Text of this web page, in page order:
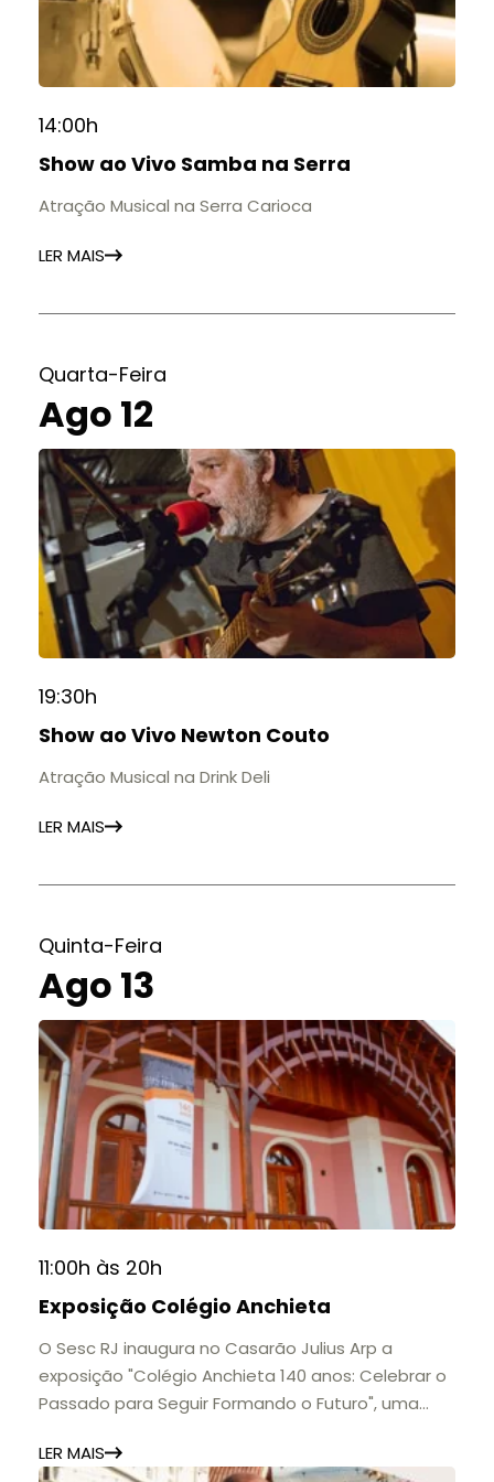
14:00h
Show ao Vivo Samba na Serra
Atração Musical na Serra Carioca
LER MAIS
Quarta-Feira
Ago 12
19:30h
Show ao Vivo Newton Couto
Atração Musical na Drink Deli
LER MAIS
Quinta-Feira
Ago 13
11:00h às 20h
Exposição Colégio Anchieta
O Sesc RJ inaugura no Casarão Julius Arp a
exposição "Colégio Anchieta 140 anos: Celebrar o
Passado para Seguir Formando o Futuro", uma
importantes instituições de ensino de Nova
LER MAIS